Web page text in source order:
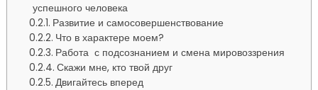
успешного человека
Развитие и самосовершенствование
Что в характере моем?
Работа с подсознанием и смена мировоззрения
Скажи мне, кто твой друг
Двигайтесь вперед